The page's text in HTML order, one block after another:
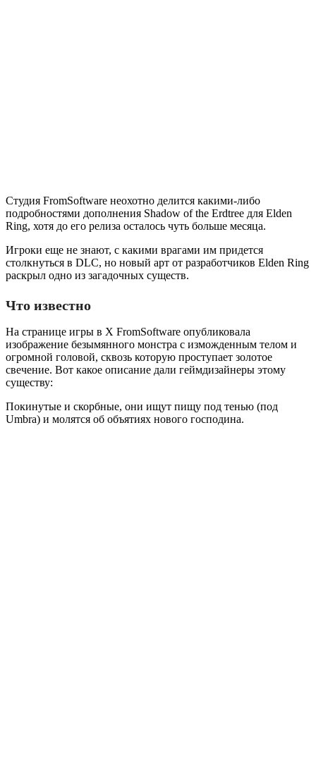
Студия FromSoftware неохотно делится какими-либо
подробностями дополнения Shadow of the Erdtree для Elden
Ring, хотя до его релиза осталось чуть больше месяца.
Игроки еще не знают, с какими врагами им придется
столкнуться в DLC, но новый арт от разработчиков Elden Ring
раскрыл одно из загадочных существ.
Что известно
На странице игры в X FromSoftware опубликовала
изображение безымянного монстра с изможденным телом и
огромной головой, сквозь которую проступает золотое
свечение. Вот какое описание дали геймдизайнеры этому
существу:
Покинутые и скорбные, они ищут пищу под тенью (под
Umbra) и молятся об объятиях нового господина.